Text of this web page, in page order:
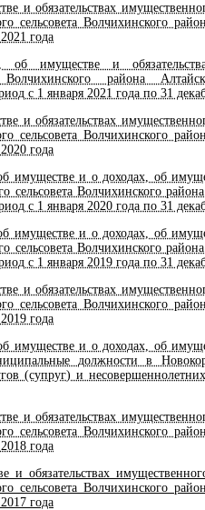
и обязательствах
сельсовета Волчихинского
года
об имуществе и
Волчихинского района
с 1 января 2021 года по 31
и обязательствах
сельсовета Волчихинского
года
имуществе и о доходах, об
сельсовета Волчихинского
с 1 января 2020 года по 31
имуществе и о доходах, об
сельсовета Волчихинского
с 1 января 2019 года по 31
и обязательствах
сельсовета Волчихинского
года
имуществе и о доходах, об
должности в
(супруг) и
и обязательствах
сельсовета Волчихинского
года
и обязательствах
сельсовета Волчихинского
года